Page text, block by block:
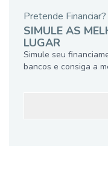
Pretende Financiar?
SIMULE AS
LUGAR
Simule seu
bancos e consiga a